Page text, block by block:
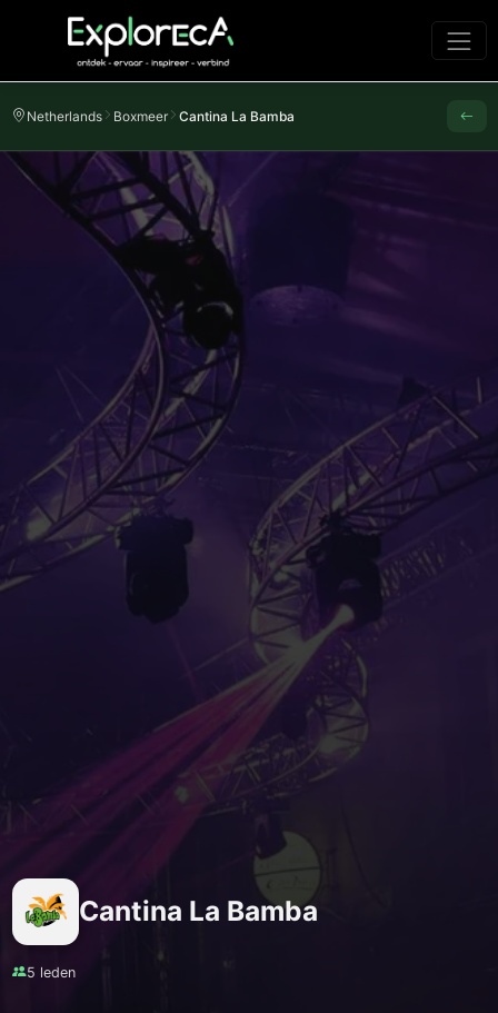
Netherlands Boxmeer Cantina La Bamba
Cantina La Bamba
5 leden